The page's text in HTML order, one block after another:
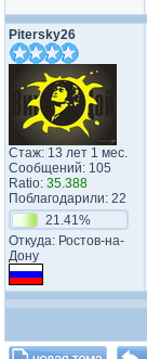
Pitersky26
Стаж: 13 лет 1 мес.
Сообщений: 105
Ratio: 35.388
Поблагодарили: 22
21.41%
Откуда: Ростов-на-
Дону